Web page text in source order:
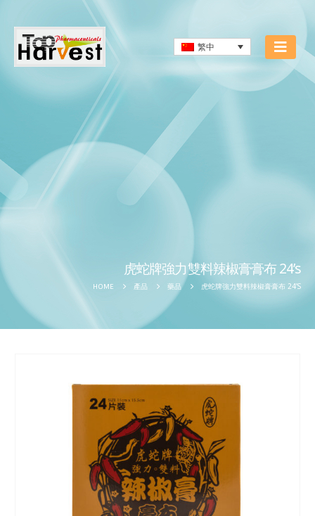
繁中
虎蛇牌強力雙料辣椒膏膏布 24’s
HOME 產品 藥品 虎蛇牌強力雙料辣椒膏膏布 24’S